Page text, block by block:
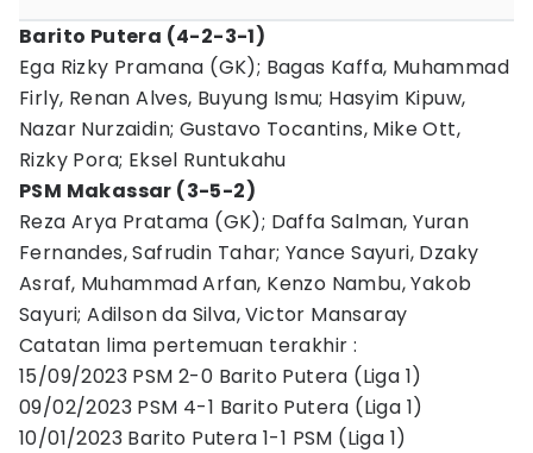
Barito Putera (4-2-3-1)
Ega Rizky Pramana (GK); Bagas Kaffa, Muhammad
Firly, Renan Alves, Buyung Ismu; Hasyim Kipuw,
Nazar Nurzaidin; Gustavo Tocantins, Mike Ott,
Rizky Pora; Eksel Runtukahu
PSM Makassar (3-5-2)
Reza Arya Pratama (GK); Daffa Salman, Yuran
Fernandes, Safrudin Tahar; Yance Sayuri, Dzaky
Asraf, Muhammad Arfan, Kenzo Nambu, Yakob
Sayuri; Adilson da Silva, Victor Mansaray
Catatan lima pertemuan terakhir :
15/09/2023 PSM 2-0 Barito Putera (Liga 1)
09/02/2023 PSM 4-1 Barito Putera (Liga 1)
10/01/2023 Barito Putera 1-1 PSM (Liga 1)